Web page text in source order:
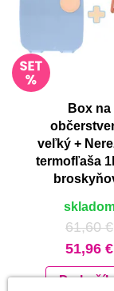
Box na
veľký +
termofľaša
61,60 €
51,96 €
Do